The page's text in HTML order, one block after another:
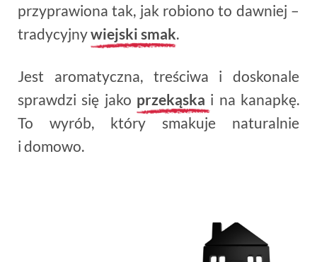
przyprawiona tak, jak robiono to dawniej –
tradycyjnywiejski smak.
Jest aromatyczna, treściwa i doskonale
sprawdzi się jako przekąska i na kanapkę.
To wyrób, który smakuje naturalnie
i domowo.